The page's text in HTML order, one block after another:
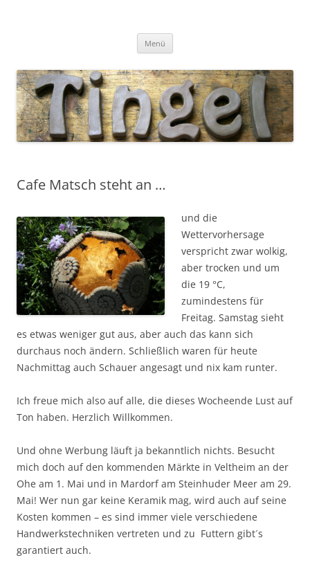
Menü
Cafe Matsch steht an …
und die
Wettervorhersage
verspricht zwar wolkig,
aber trocken und um
die 19 °C,
zumindestens für
Freitag. Samstag sieht
es etwas weniger gut aus, aber auch das kann sich
durchaus noch ändern. Schließlich waren für heute
Nachmittag auch Schauer angesagt und nix kam runter.
Ich freue mich also auf alle, die dieses Wocheende Lust auf
Ton haben. Herzlich Willkommen.
Und ohne Werbung läuft ja bekanntlich nichts. Besucht
mich doch auf den kommenden Märkte in Veltheim an der
Ohe am 1. Mai und in Mardorf am Steinhuder Meer am 29.
Mai! Wer nun gar keine Keramik mag, wird auch auf seine
Kosten kommen – es sind immer viele verschiedene
Handwerkstechniken vertreten und zu Futtern gibt´s
garantiert auch.